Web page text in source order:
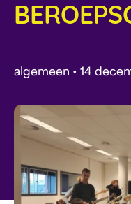
algemeen • 14